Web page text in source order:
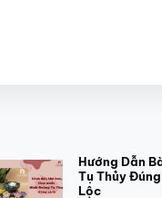
Hướng Dẫn
Tụ Thủy
Lộc